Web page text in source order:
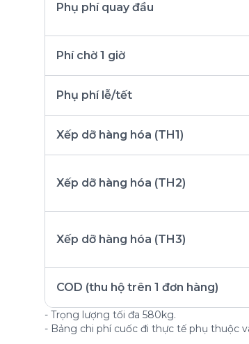
Phụ phí quay đầu
Phí chờ 1 giờ
Phụ phí lễ/tết
Xếp dỡ hàng hóa (TH1)
Xếp dỡ hàng hóa (TH2)
Xếp dỡ hàng hóa (TH3)
COD (thu hộ trên 1 đơn hàng)
- Trọng lượng tối đa 580kg.
- Bảng chi phí cuốc đi thực tế phụ thuộc